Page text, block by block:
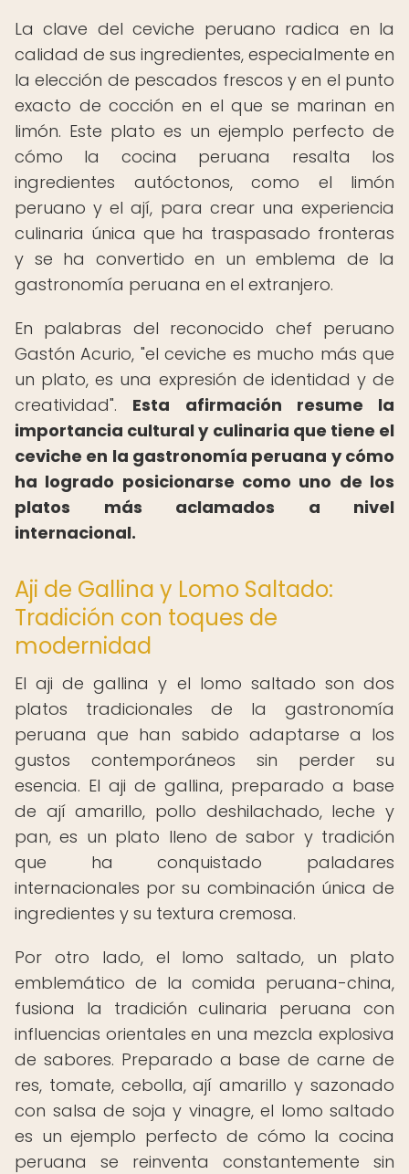
La clave del ceviche peruano radica en la
calidad de sus ingredientes, especialmente en
la elección de pescados frescos y en el punto
exacto de cocción en el que se marinan en
limón. Este plato es un ejemplo perfecto de
cómo la cocina peruana resalta los
ingredientes autóctonos, como el limón
peruano y el ají, para crear una experiencia
culinaria única que ha traspasado fronteras
y se ha convertido en un emblema de la
gastronomía peruana en el extranjero.
En palabras del reconocido chef peruano
Gastón Acurio, "el ceviche es mucho más que
un plato, es una expresión de identidad y de
creatividad". Esta afirmación resume la
importancia cultural y culinaria que tiene el
ceviche en la gastronomía peruana y cómo
ha logrado posicionarse como uno de los
platos más aclamados a nivel
internacional.
Aji de Gallina y Lomo Saltado:
Tradición con toques de
modernidad
El aji de gallina y el lomo saltado son dos
platos tradicionales de la gastronomía
peruana que han sabido adaptarse a los
gustos contemporáneos sin perder su
esencia. El aji de gallina, preparado a base
de ají amarillo, pollo deshilachado, leche y
pan, es un plato lleno de sabor y tradición
que ha conquistado paladares
internacionales por su combinación única de
ingredientes y su textura cremosa.
Por otro lado, el lomo saltado, un plato
emblemático de la comida peruana-china,
fusiona la tradición culinaria peruana con
influencias orientales en una mezcla explosiva
de sabores. Preparado a base de carne de
res, tomate, cebolla, ají amarillo y sazonado
con salsa de soja y vinagre, el lomo saltado
es un ejemplo perfecto de cómo la cocina
peruana se reinventa constantemente sin